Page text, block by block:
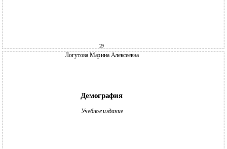
29
Логутова Марина Алексеевна
Демография
Учебное издание